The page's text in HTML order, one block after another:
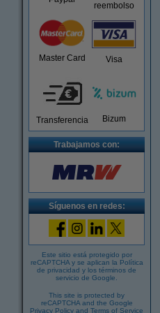
reembolso
Master Card Visa
Transferencia Bizum
Trabajamos con:
Síguenos en redes:
Este sitio está protegido por
reCAPTCHA y se aplican la Política
de privacidad y los términos de
servicio de Google
This site is protected by
reCAPTCHA and the Google
Privacy Policy and Terms of Service